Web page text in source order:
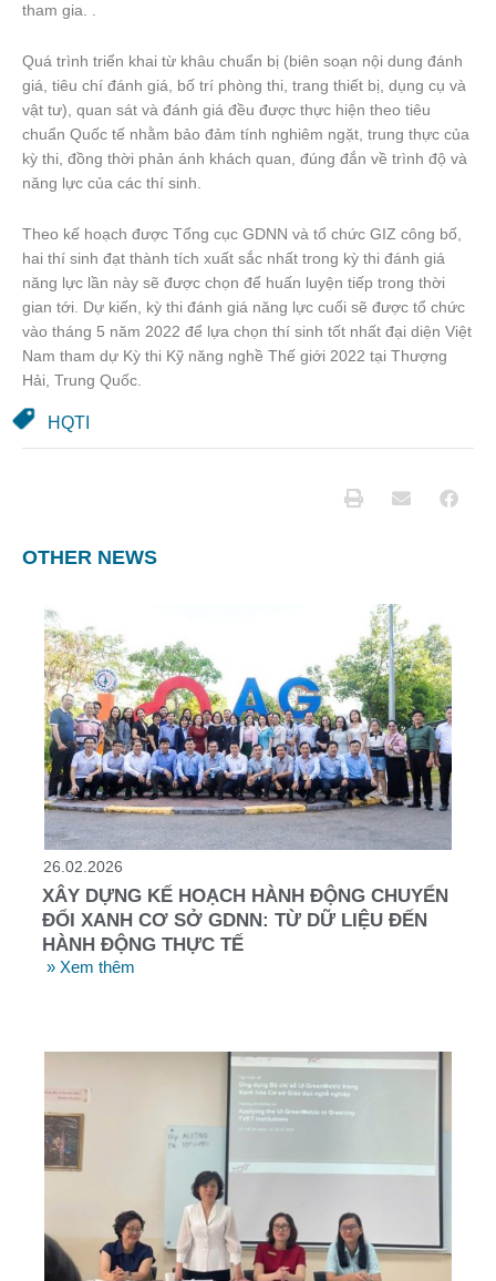
tham gia. .
Quá trình triển khai từ khâu chuẩn bị (biên soạn nội dung đánh
giá, tiêu chí đánh giá, bố trí phòng thi, trang thiết bị, dụng cụ và
vật tư), quan sát và đánh giá đều được thực hiện theo tiêu
chuẩn Quốc tế nhằm bảo đảm tính nghiêm ngặt, trung thực của
kỳ thi, đồng thời phản ánh khách quan, đúng đắn về trình độ và
năng lực của các thí sinh.
Theo kế hoạch được Tổng cục GDNN và tổ chức GIZ công bố,
hai thí sinh đạt thành tích xuất sắc nhất trong kỳ thi đánh giá
năng lực lần này sẽ được chọn để huấn luyện tiếp trong thời
gian tới. Dự kiến, kỳ thi đánh giá năng lực cuối sẽ được tổ chức
vào tháng 5 năm 2022 để lựa chọn thí sinh tốt nhất đại diện Việt
Nam tham dự Kỳ thi Kỹ năng nghề Thế giới 2022 tại Thượng
Hải, Trung Quốc.
HQTI
OTHER NEWS
26.02.2026
XÂY DỰNG KẾ HOẠCH HÀNH ĐỘNG CHUYỂN
ĐỔI XANH CƠ SỞ GDNN: TỪ DỮ LIỆU ĐẾN
HÀNH ĐỘNG THỰC TẾ
» Xem thêm